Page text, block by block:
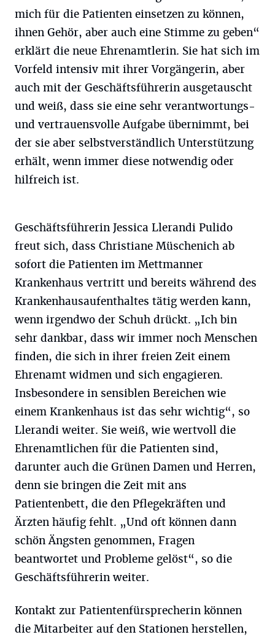
mich für die Patienten einsetzen zu können,
ihnen Gehör, aber auch eine Stimme zu geben“
erklärt die neue Ehrenamtlerin. Sie hat sich im
Vorfeld intensiv mit ihrer Vorgängerin, aber
auch mit der Geschäftsführerin ausgetauscht
und weiß, dass sie eine sehr verantwortungs-
und vertrauensvolle Aufgabe übernimmt, bei
der sie aber selbstverständlich Unterstützung
erhält, wenn immer diese notwendig oder
hilfreich ist.
Geschäftsführerin Jessica Llerandi Pulido
freut sich, dass Christiane Müschenich ab
sofort die Patienten im Mettmanner
Krankenhaus vertritt und bereits während des
Krankenhausaufenthaltes tätig werden kann,
wenn irgendwo der Schuh drückt. „Ich bin
sehr dankbar, dass wir immer noch Menschen
finden, die sich in ihrer freien Zeit einem
Ehrenamt widmen und sich engagieren.
Insbesondere in sensiblen Bereichen wie
einem Krankenhaus ist das sehr wichtig“, so
Llerandi weiter. Sie weiß, wie wertvoll die
Ehrenamtlichen für die Patienten sind,
darunter auch die Grünen Damen und Herren,
denn sie bringen die Zeit mit ans
Patientenbett, die den Pflegekräften und
Ärzten häufig fehlt. „Und oft können dann
schön Ängsten genommen, Fragen
beantwortet und Probleme gelöst“, so die
Geschäftsführerin weiter.
Kontakt zur Patientenfürsprecherin können
die Mitarbeiter auf den Stationen herstellen,